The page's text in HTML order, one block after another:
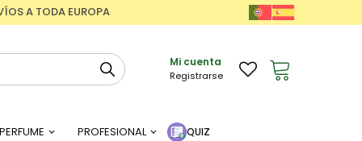
A TODA EUROPA
Mi cuenta
Registrarse
PERFUME PROFESIONAL QUIZ